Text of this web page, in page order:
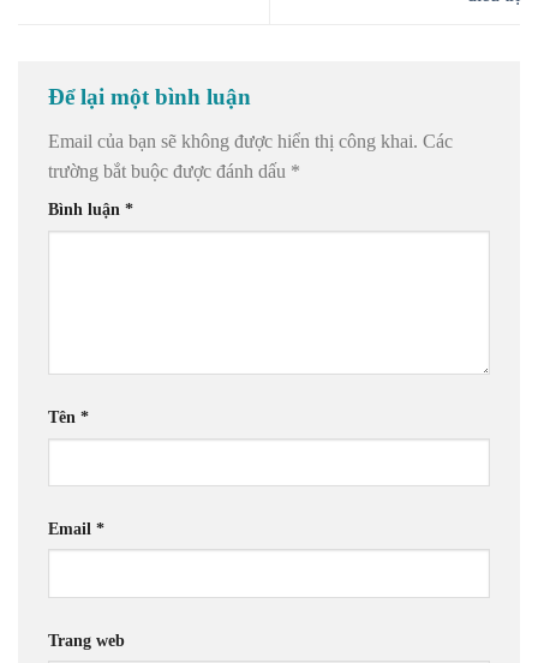
Để lại một bình luận
Email của bạn sẽ không được hiển thị công khai. Các
trường bắt buộc được đánh dấu *
Bình luận *
Tên *
Email *
Trang web